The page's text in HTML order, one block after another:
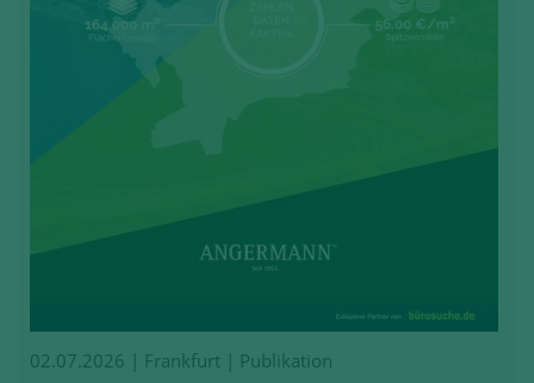
02.07.2026 | Frankfurt | Publikation